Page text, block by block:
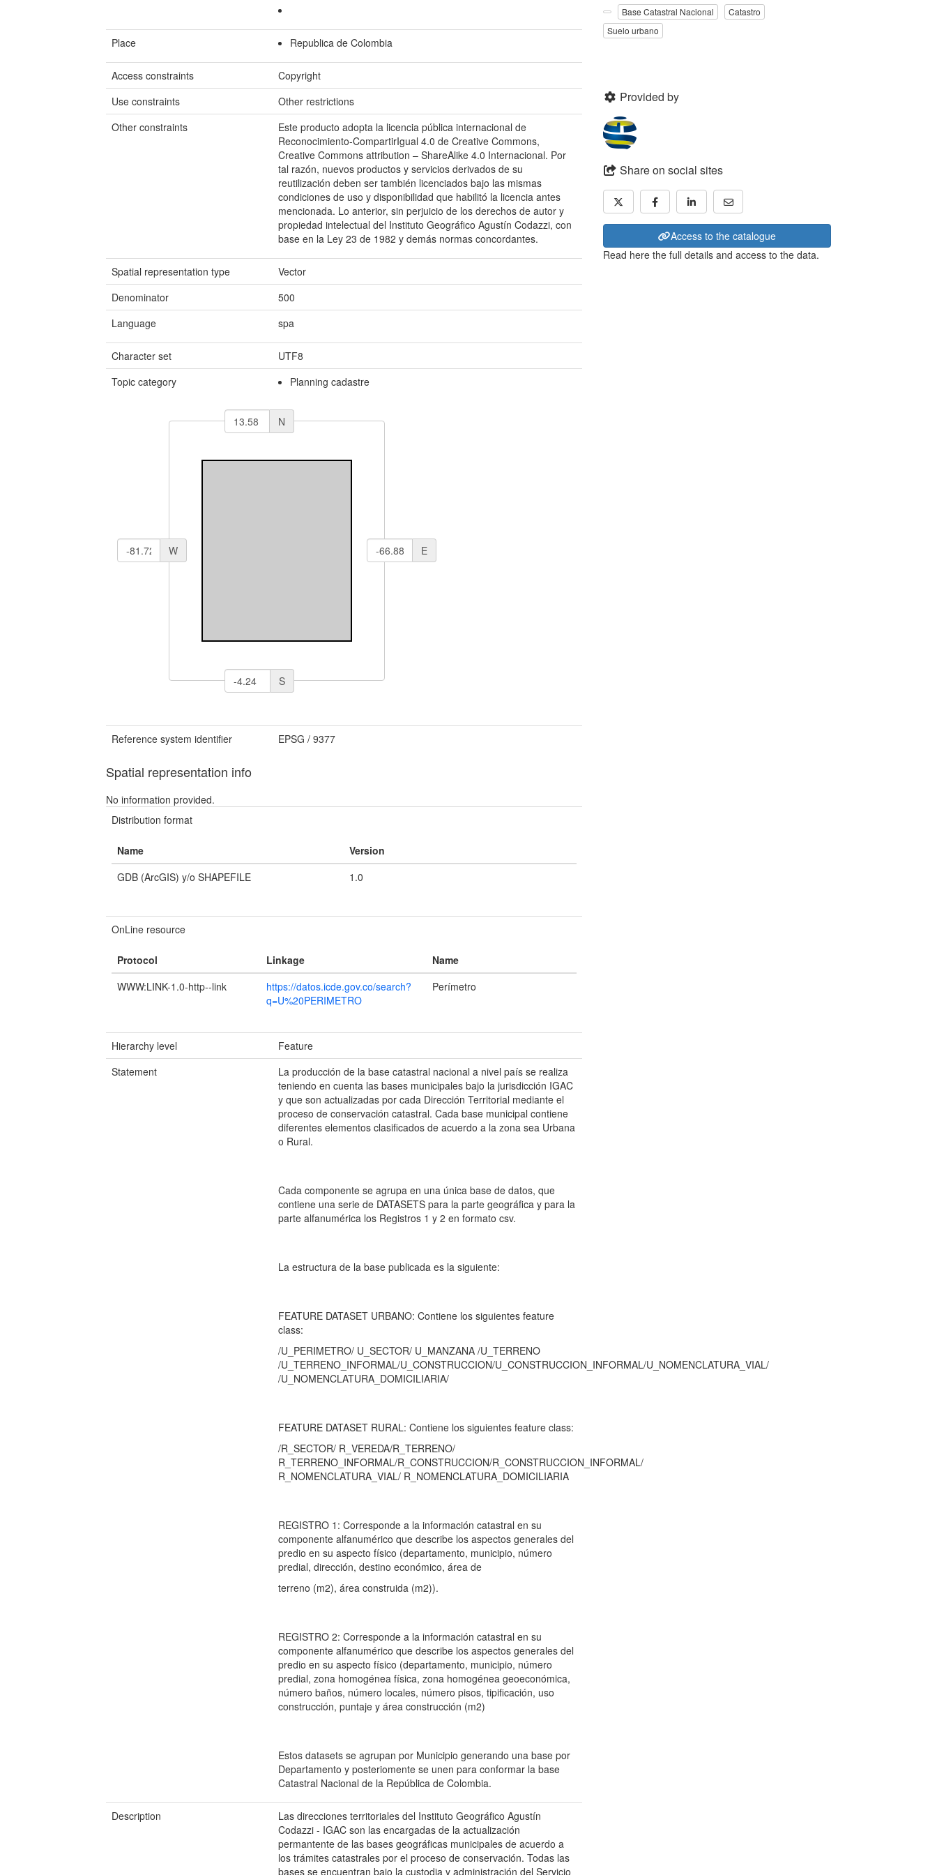
Place Republica de Colombia
Access constraints
Copyright
Use constraints
Other restrictions
Other constraints
Este producto adopta la licencia pública internacional de
Reconocimiento-CompartirIgual 4.0 de Creative Commons,
Creative Commons attribution – ShareAlike 4.0 Internacional. Por
tal razón, nuevos productos y servicios derivados de su
reutilización deben ser también licenciados bajo las mismas
condiciones de uso y disponibilidad que habilitó la licencia antes
mencionada. Lo anterior, sin perjuicio de los derechos de autor y
propiedad intelectual del Instituto Geográfico Agustín Codazzi, con
base en la Ley 23 de 1982 y demás normas concordantes.
Spatial representation type
Vector
Denominator
500
Language
spa
Character set
UTF8
Topic category
Planning cadastre
N
S
E
W
Reference system identifier EPSG /9377
Spatial representation info
No information provided.
Distribution format
Name
Version
GDB (ArcGIS) y/o SHAPEFILE
1.0
OnLine resource
Protocol Linkage
Name
WWW:LINK-1.0-http--link
https://datos.icde.gov.co/search?
q=U%20PERIMETRO
Perímetro
Hierarchy level
Feature
Statement
La producción de la base catastral nacional a nivel país se realiza
teniendo en cuenta las bases municipales bajo la jurisdicción IGAC
y que son actualizadas por cada Dirección Territorial mediante el
proceso de conservación catastral. Cada base municipal contiene
diferentes elementos clasificados de acuerdo a la zona sea Urbana
o Rural.
Cada componente se agrupa en una única base de datos, que
contiene una serie de DATASETS para la parte geográfica y para la
parte alfanumérica los Registros 1 y 2 en formato csv.
La estructura de la base publicada es la siguiente:
FEATURE DATASET URBANO: Contiene los siguientes feature
class:
/U_PERIMETRO/ U_SECTOR/ U_MANZANA /U_TERRENO
/U_TERRENO_INFORMAL/U_CONSTRUCCION/U_CONSTRUCCION_INFORMAL/U_NOMENCLATURA_VIAL/
/U_NOMENCLATURA_DOMICILIARIA/
FEATURE DATASET RURAL: Contiene los siguientes feature class:
/R_SECTOR/ R_VEREDA/R_TERRENO/
R_TERRENO_INFORMAL/R_CONSTRUCCION/R_CONSTRUCCION_INFORMAL/
R_NOMENCLATURA_VIAL/ R_NOMENCLATURA_DOMICILIARIA
REGISTRO 1: Corresponde a la información catastral en su
componente alfanumérico que describe los aspectos generales del
predio en su aspecto físico (departamento, municipio, número
predial, dirección, destino económico, área de
terreno (m2), área construida (m2)).
REGISTRO 2: Corresponde a la información catastral en su
componente alfanumérico que describe los aspectos generales del
predio en su aspecto físico (departamento, municipio, número
predial, zona homogénea física, zona homogénea geoeconómica,
número baños, número locales, número pisos, tipificación, uso
construcción, puntaje y área construcción (m2)
Estos datasets se agrupan por Municipio generando una base por
Departamento y posteriomente se unen para conformar la base
Catastral Nacional de la República de Colombia.
Description
Las direcciones territoriales del Instituto Geográfico Agustín
Codazzi - IGAC son las encargadas de la actualización
permantente de las bases geográficas municipales de acuerdo a
los trámites catastrales por el proceso de conservación. Todas las
bases se encuentran bajo la custodia y administración del Servicio
Base Catastral Nacional
Catastro
Suelo urbano
Provided by
Share on social sites
Access to the catalogue
Read here the full details and access to the data.